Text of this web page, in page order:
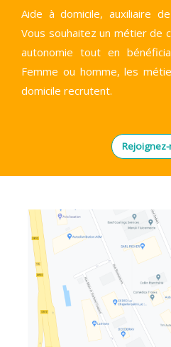
Aide à domicile, auxiliaire
Vous souhaitez un métier de
autonomie tout en
Femme ou homme, les
domicile recrutent.